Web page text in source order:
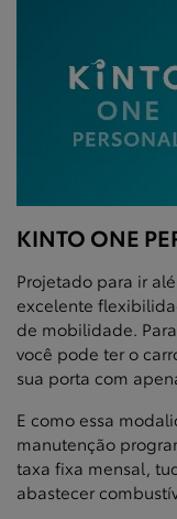
KINTO ONE
Projetado para ir
excelente
de mobilidade.
você pode ter o
sua porta com
E como essa
manutenção
taxa fixa mensal,
abastecer